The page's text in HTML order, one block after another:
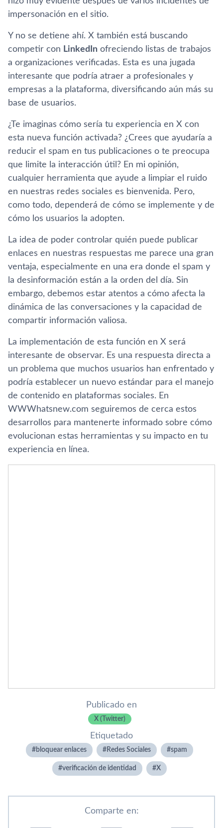
impersonación en el sitio.
Y no se detiene ahí. X también está buscando
competir con LinkedIn ofreciendo listas de trabajos
a organizaciones verificadas. Esta es una jugada
interesante que podría atraer a profesionales y
empresas a la plataforma, diversificando aún más su
base de usuarios.
¿Te imaginas cómo sería tu experiencia en X con
esta nueva función activada? ¿Crees que ayudaría a
reducir el spam en tus publicaciones o te preocupa
que limite la interacción útil? En mi opinión,
cualquier herramienta que ayude a limpiar el ruido
en nuestras redes sociales es bienvenida. Pero,
como todo, dependerá de cómo se implemente y de
cómo los usuarios la adopten.
La idea de poder controlar quién puede publicar
enlaces en nuestras respuestas me parece una gran
ventaja, especialmente en una era donde el spam y
la desinformación están a la orden del día. Sin
embargo, debemos estar atentos a cómo afecta la
dinámica de las conversaciones y la capacidad de
compartir información valiosa.
La implementación de esta función en X será
interesante de observar. Es una respuesta directa a
un problema que muchos usuarios han enfrentado y
podría establecer un nuevo estándar para el manejo
de contenido en plataformas sociales. En
WWWhatsnew.com seguiremos de cerca estos
desarrollos para mantenerte informado sobre cómo
evolucionan estas herramientas y su impacto en tu
experiencia en línea.
Publicado en
X (Twitter)
Etiquetado
bloquear enlaces Redes Sociales spam
verificación de identidad X
Comparte en: